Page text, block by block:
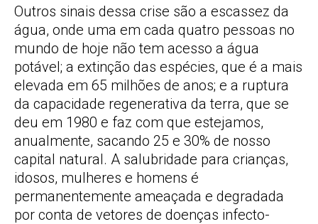
Outros sinais dessa crise são a escassez da
água, onde uma em cada quatro pessoas no
mundo de hoje não tem acesso a água
potável; a extinção das espécies, que é a mais
elevada em 65 milhões de anos; e a ruptura
da capacidade regenerativa da terra, que se
deu em 1980 e faz com que estejamos,
anualmente, sacando 25 e 30% de nosso
capital natural. A salubridade para crianças,
idosos, mulheres e homens é
permanentemente ameaçada e degradada
por conta de vetores de doenças infecto-